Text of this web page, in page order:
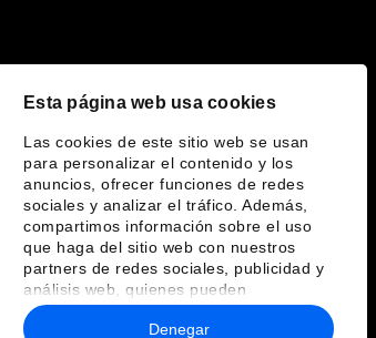
Esta página web usa cookies
Las cookies de este sitio web se usan
para personalizar el contenido y los
anuncios, ofrecer funciones de redes
sociales y analizar el tráfico. Además,
compartimos información sobre el uso
que haga del sitio web con nuestros
partners de redes sociales, publicidad y
análisis web, quienes pueden
combinarla con otra información que les
haya proporcionado o que hayan
Denegar